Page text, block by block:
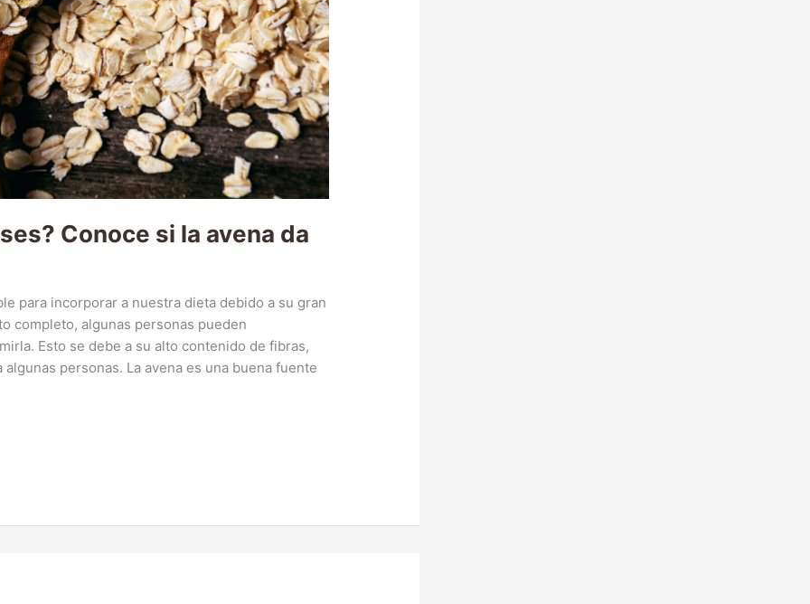
Conoce si la avena da
para incorporar a nuestra dieta debido a su gran
completo, algunas personas pueden
Esto se debe a su alto contenido de fibras,
personas. La avena es una buena fuente